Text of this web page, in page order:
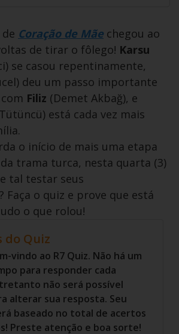
Coração de Mãe chegou ao
de tirar o fôlego! Karsu
se casou repentinamente,
deu um passo importante
Filiz (Demet Akbağ), e
está cada vez mais
o início de mais uma etapa
trama turca, nesta quarta (3)
tal testar seus
Faça o quiz e prove que está
o que rolou!
do Quiz
vindo ao R7 Quiz. Não há um
para responder cada
não será possível
alterar sua resposta. Seu
baseado no total de acertos
Preste atenção e boa sorte!